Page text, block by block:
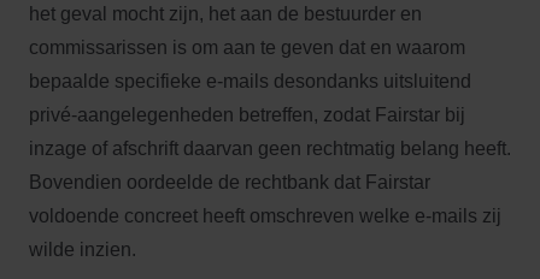
het geval mocht zijn, het aan de bestuurder en
commissarissen is om aan te geven dat en waarom
bepaalde specifieke e-mails desondanks uitsluitend
privé-aangelegenheden betreffen, zodat Fairstar bij
inzage of afschrift daarvan geen rechtmatig belang heeft.
Bovendien oordeelde de rechtbank dat Fairstar
voldoende concreet heeft omschreven welke e-mails zij
wilde inzien.